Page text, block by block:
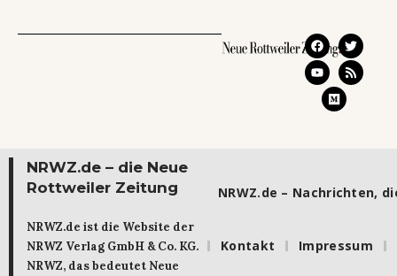
NRWZ.de – die Neue
Rottweiler Zeitung
NRWZ.de ist die Website der
NRWZ Verlag GmbH & Co. KG.
NRWZ, das bedeutet Neue
NRWZ.de – Nachrichten,
Kontakt Impressum